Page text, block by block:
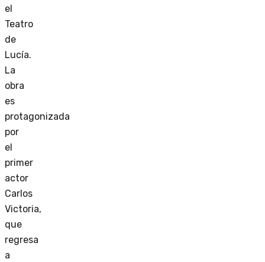
el
Teatro
de
Lucía.
La
obra
es
protagonizada
por
el
primer
actor
Carlos
Victoria,
que
regresa
a